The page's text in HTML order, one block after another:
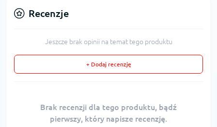
Recenzje
Jeszcze brak opinii na temat tego produktu
+ Dodaj recenzję
Brak recenzji dla tego produktu, bądź
pierwszy, który napisze recenzję.